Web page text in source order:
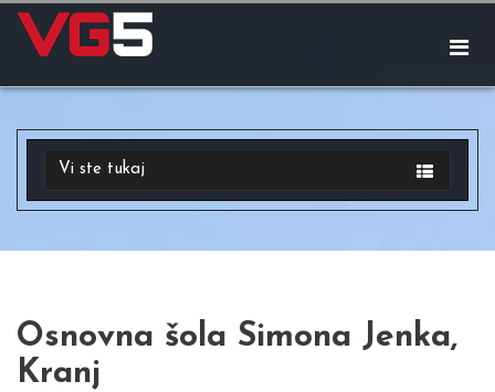
Vi ste tukaj
Osnovna šola Simona Jenka,
Kranj